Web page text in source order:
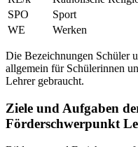
SPO
Sport
WE
Werken
Die Bezeichnungen Schüler
allgemein für Schülerinnen
Lehrer gebraucht.
Ziele und Aufgaben
Förderschwerpunkt